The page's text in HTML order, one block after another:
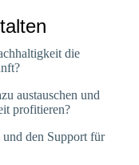
die
austauschen und
profitieren?
den Support für